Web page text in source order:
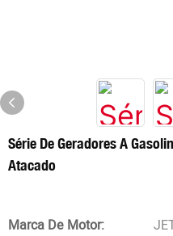
Série De Geradores A
Atacado
Marca De Motor: